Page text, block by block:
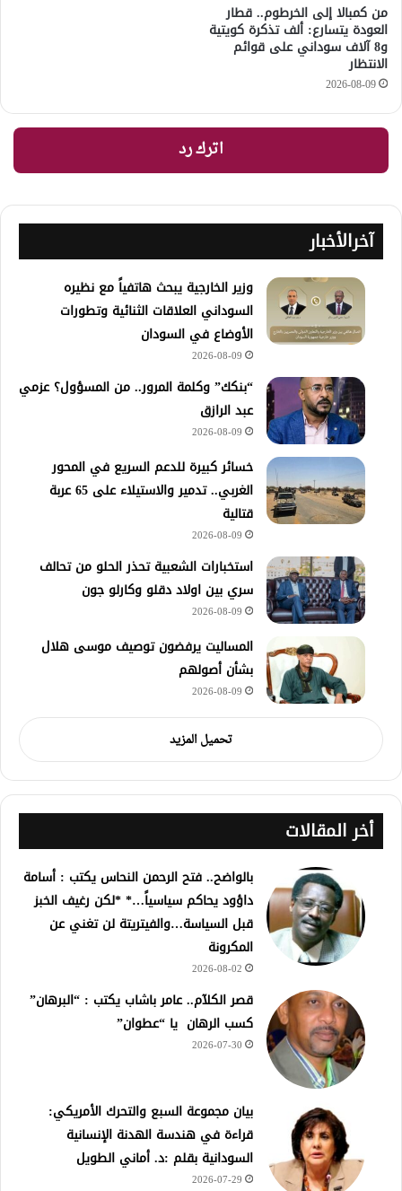
من كمبالا إلى الخرطوم.. قطار
العودة يتسارع: ألف تذكرة كويتية
و8 آلاف سوداني على قوائم
الانتظار
2026-08-09
اترك رد
آخرالأخبار
وزير الخارجية يبحث هاتفياً مع نظيره
السوداني العلاقات الثنائية وتطورات
الأوضاع في السودان
2026-08-09
“بنكك” وكلمة المرور.. من المسؤول؟ عزمي
عبد الرازق
2026-08-09
خسائر كبيرة للدعم السريع في المحور
الغربي.. تدمير والاستيلاء على 65 عربة
قتالية
2026-08-09
استخبارات الشعبية تحذر الحلو من تحالف
سري بين اولاد دقلو وكارلو جون
2026-08-09
المساليت يرفضون توصيف موسى هلال
بشأن أصولهم
2026-08-09
تحميل المزيد
أخر المقالات
بالواضح.. فتح الرحمن النحاس يكتب : أسامة
داؤود يحاكم سياسياً…* *لكن رغيف الخبز
قبل السياسة…والفيتريتة لن تغني عن
المكرونة
2026-08-02
قصر الكلآم.. عامر باشاب يكتب : “البرهان”
كسب الرهان يا “عطوان”
2026-07-30
بيان مجموعة السبع والتحرك الأمريكي:
قراءة في هندسة الهدنة الإنسانية
السودانية بقلم :د. أماني الطويل
2026-07-29